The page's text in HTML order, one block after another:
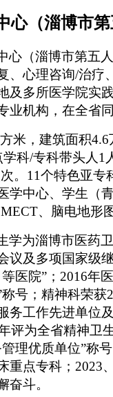
心（淄博市
心（淄博市第五
、心理咨询/治疗
及多所医学院实
业机构，在全省
米，建筑面积
科/专科带头人1
。11个特色亚
学中心、学生（
、脑电地形
学为淄博市医药
议及多项国家级
医院”；2016年
号；精神科荣
务工作先进单位
评为全省精神卫
理优质单位”称
重点专科； 2023
奋斗。